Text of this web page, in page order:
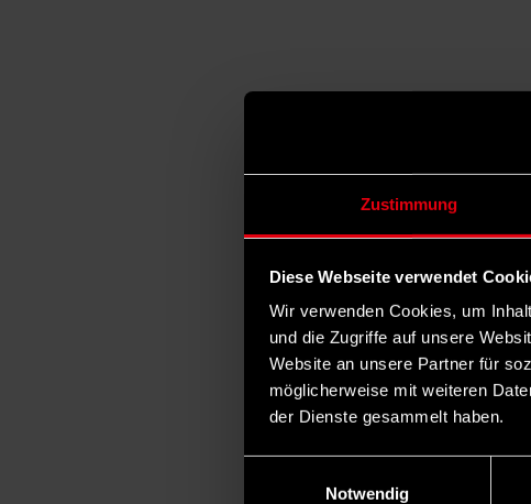
Zustimmung
Diese Webseite verwendet
Wir verwenden Cookies, um
und die Zugriffe auf unsere
Website an unsere Partner für
möglicherweise mit weiteren
der Dienste gesammelt haben.
Notwendig